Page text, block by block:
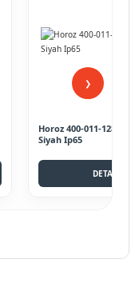
❯
Horoz 400-011-128
Siyah Ip65
DETAYLARI